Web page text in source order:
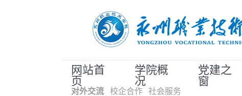
网站首
页
学院概
况
党建之
窗
对外交流 校企合作 社会服务